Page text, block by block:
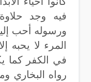
فيه وجد
ورسوله أحب
المرء لا يحبه
في الكفر كما
رواه البخاري